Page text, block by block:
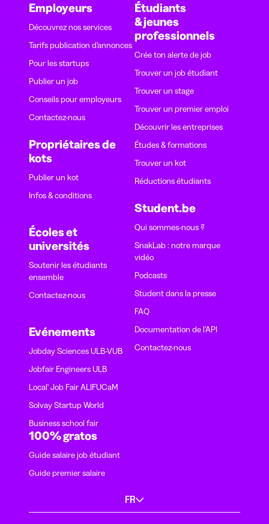
Employeurs
Découvrez nos services
Tarifs publication d’annonces
Pour les startups
Publier un job
Conseils pour employeurs
Contactez-nous
Propriétaires de
kots
Publier un kot
Infos & conditions
Écoles et
universités
Soutenir les étudiants
ensemble
Contactez-nous
Evénements
Jobday Sciences ULB-VUB
Jobfair Engineers ULB
Local' Job Fair ALIFUCaM
Solvay Startup World
Business school fair
Étudiants
& jeunes
professionnels
Crée ton alerte de job
Trouver un job étudiant
Trouver un stage
Trouver un premier emploi
Découvrir les entreprises
Études & formations
Trouver un kot
Réductions étudiants
Student.be
Qui sommes-nous ?
SnakLab : notre marque
vidéo
Podcasts
Student dans la presse
FAQ
Documentation de l'API
Contactez-nous
100% gratos
Guide salaire job étudiant
Guide premier salaire
FR